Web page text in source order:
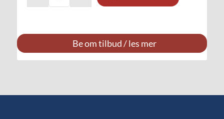
Be om tilbud / les mer